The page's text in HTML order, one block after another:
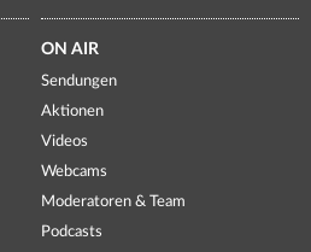
ON AIR
Sendungen
Aktionen
Videos
Webcams
Moderatoren & Team
Podcasts